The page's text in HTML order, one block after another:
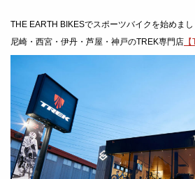
THE EARTH BIKESでスポーツバイクを始めまし
尼崎・西宮・伊丹・芦屋・神戸のTREK専門店